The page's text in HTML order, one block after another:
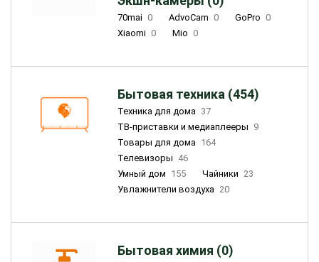
70mai 0 AdvoCam 0 GoPro 0
Xiaomi 0 Mio 0
Бытовая техника (454)
Техника для дома 37
ТВ-приставки и медиаплееры 9
Товары для дома 164
Телевизоры 46
Умный дом 155 Чайники 23
Увлажнители воздуха 20
Бытовая химия (0)